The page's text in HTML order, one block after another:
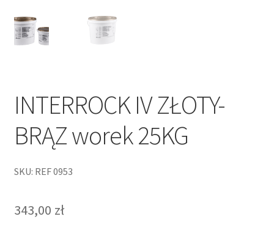
INTERROCK IV ZŁOTY-
BRĄZ worek 25KG
SKU: REF 0953
343,00 zł